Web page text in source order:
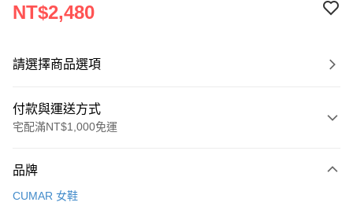
NT$2,480
請選擇商品選項
付款與運送方式
宅配滿NT$1,000免運
信用卡一次付款
品牌
CUMAR 女鞋